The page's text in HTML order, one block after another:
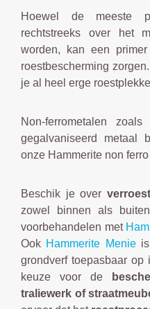
Hoewel de meeste
rechtstreeks over het
worden, kan een
roestbescherming
je al heel erge
Non-ferrometalen
gegalvaniseerd metaal
onze Hammerite non
Beschik je over
zowel binnen als
voorbehandelen met
Ook Hammerite Menieis
grondverf toepasbaar
keuze voor de
traliewerk of